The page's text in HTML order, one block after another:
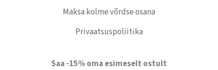
Maksa kolme võrdse osana
Privaatsuspoliitika
Saa -15% oma esimeselt ostult